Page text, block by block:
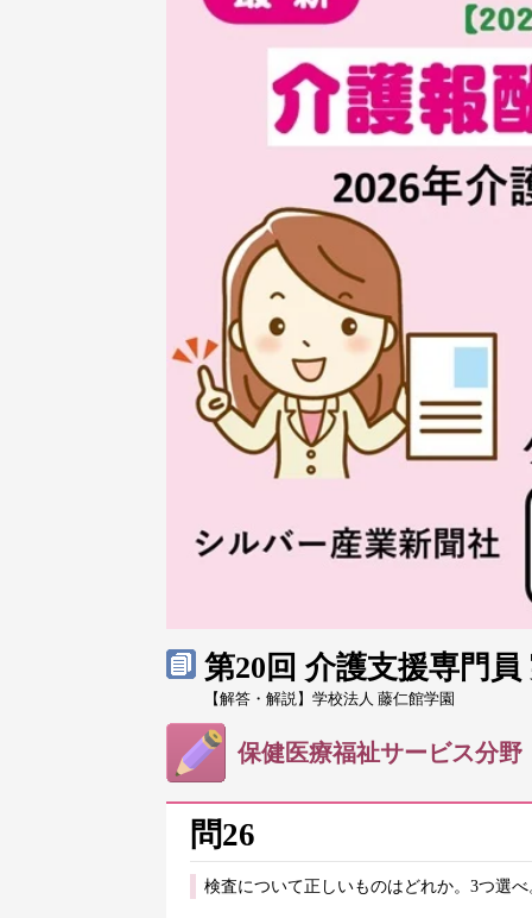
第20回 介護支援専門
【解答・解説】学校法人 藤仁館学園
保健医療福祉サービス分
問26
検査について正しいものはどれか。3つ選べ